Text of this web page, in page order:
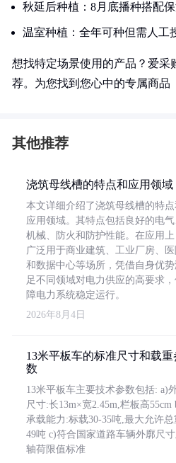
秋延后种植：8月底播种搭配
温室种植：全年可种但需人工
想找特定场景使用的产品？爱采
荐。为您找到您心中的专属商品
其他推荐
浇筑母线槽的特点和应用领域
本文详细介绍了浇筑母线槽的特点
应用领域。其特点包括良好的电气
机械、防火和防护性能。在应用上
广泛用于商业建筑、工业厂房、
和数据中心等场所，凭借自身优
足不同领域对电力供应的高要求，
障电力系统稳定运行。
2026年8月4日
13米平板车的标准尺寸和载重
数
13米平板车主要技术参数包括: a)
尺寸:长13m×宽2.45m,栏板高55cm
承载能力:标载30-35吨,最大允许总
49吨 c)符合国家道路车辆外廓尺寸
轴荷限值标准